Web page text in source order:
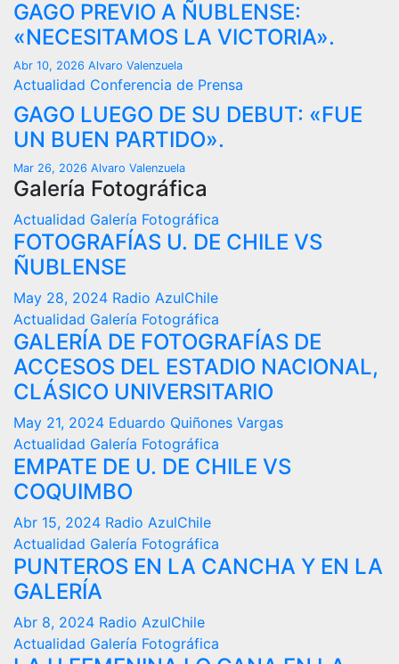
GAGO PREVIO A ÑUBLENSE:
«NECESITAMOS LA VICTORIA».
Abr 10, 2026 Alvaro Valenzuela
Actualidad Conferencia de Prensa
GAGO LUEGO DE SU DEBUT: «FUE
UN BUEN PARTIDO».
Mar 26, 2026 Alvaro Valenzuela
Galería Fotográfica
Actualidad Galería Fotográfica
FOTOGRAFÍAS U. DE CHILE VS
ÑUBLENSE
May 28, 2024 Radio AzulChile
Actualidad Galería Fotográfica
GALERÍA DE FOTOGRAFÍAS DE
ACCESOS DEL ESTADIO NACIONAL,
CLÁSICO UNIVERSITARIO
May 21, 2024 Eduardo Quiñones Vargas
Actualidad Galería Fotográfica
EMPATE DE U. DE CHILE VS
COQUIMBO
Abr 15, 2024 Radio AzulChile
Actualidad Galería Fotográfica
PUNTEROS EN LA CANCHA Y EN LA
GALERÍA
Abr 8, 2024 Radio AzulChile
Actualidad Galería Fotográfica